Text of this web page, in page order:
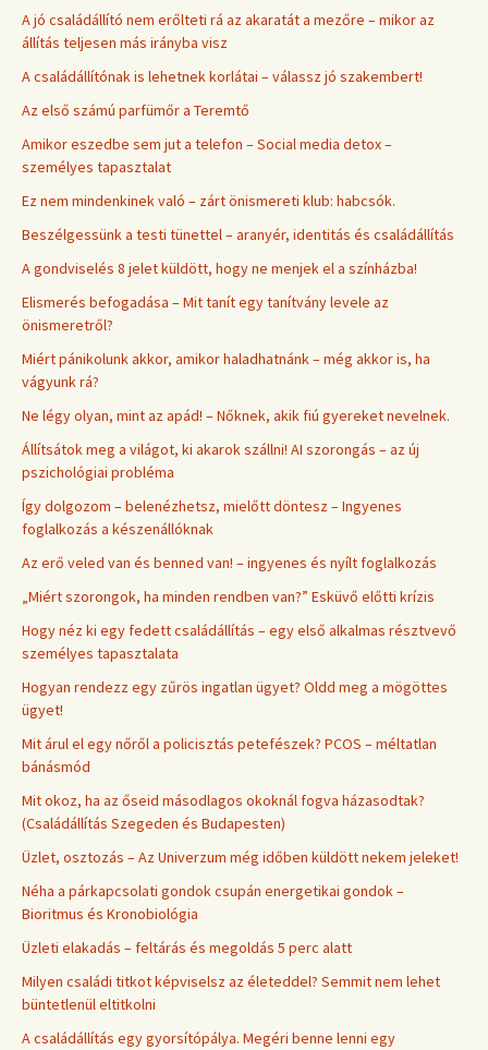
A jó családállító nem erőlteti rá az akaratát a mezőre – mikor az
állítás teljesen más irányba visz
A családállítónak is lehetnek korlátai – válassz jó szakembert!
Az első számú parfümőr a Teremtő
Amikor eszedbe sem jut a telefon – Social media detox –
személyes tapasztalat
Ez nem mindenkinek való – zárt önismereti klub: habcsók.
Beszélgessünk a testi tünettel – aranyér, identitás és családállítás
A gondviselés 8 jelet küldött, hogy ne menjek el a színházba!
Elismerés befogadása – Mit tanít egy tanítvány levele az
önismeretről?
Miért pánikolunk akkor, amikor haladhatnánk – még akkor is, ha
vágyunk rá?
Ne légy olyan, mint az apád! – Nőknek, akik fiú gyereket nevelnek.
Állítsátok meg a világot, ki akarok szállni! AI szorongás – az új
pszichológiai probléma
Így dolgozom – belenézhetsz, mielőtt döntesz – Ingyenes
foglalkozás a készenállóknak
Az erő veled van és benned van! – ingyenes és nyílt foglalkozás
„Miért szorongok, ha minden rendben van?” Esküvő előtti krízis
Hogy néz ki egy fedett családállítás – egy első alkalmas résztvevő
személyes tapasztalata
Hogyan rendezz egy zűrös ingatlan ügyet? Oldd meg a mögöttes
ügyet!
Mit árul el egy nőről a policisztás petefészek? PCOS – méltatlan
bánásmód
Mit okoz, ha az őseid másodlagos okoknál fogva házasodtak?
(Családállítás Szegeden és Budapesten)
Üzlet, osztozás – Az Univerzum még időben küldött nekem jeleket!
Néha a párkapcsolati gondok csupán energetikai gondok –
Bioritmus és Kronobiológia
Üzleti elakadás – feltárás és megoldás 5 perc alatt
Milyen családi titkot képviselsz az életeddel? Semmit nem lehet
büntetlenül eltitkolni
A családállítás egy gyorsítópálya. Megéri benne lenni egy